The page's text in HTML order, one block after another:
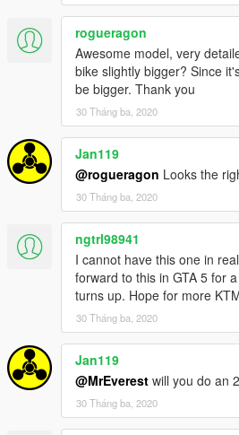
rogueragon
Awesome model, very
bike slightly bigger? Since
be bigger. Thank you
30 Tháng ba, 2020
Jan119
@rogueragon Looks the
30 Tháng ba, 2020
ngtrl98941
I cannot have this one in
forward to this in GTA 5 for
turns up. Hope for more
30 Tháng ba, 2020
Jan119
@MrEverest will you do an
30 Tháng ba, 2020